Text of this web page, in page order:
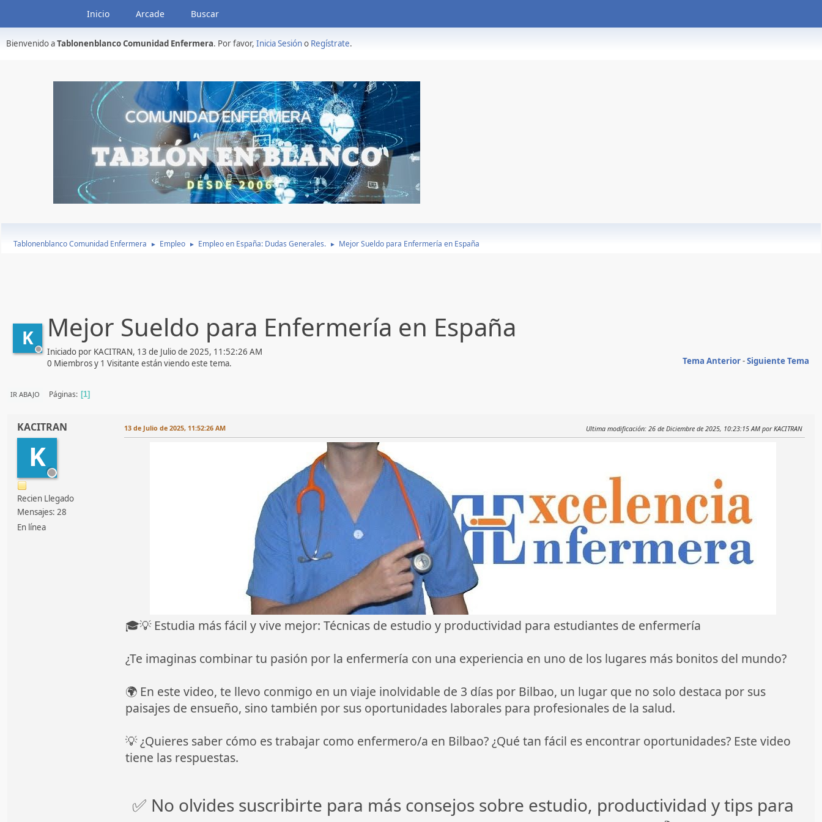
Inicio Arcade Buscar
Bienvenido aTablonenblanco Comunidad Enfermera. Por favor, Inicia Sesióno Regístrate.
Tablonenblanco Comunidad Enfermera ► Empleo ► Empleo en España: Dudas Generales. ► Mejor Sueldo para Enfermería en España
K Mejor Sueldo para Enfermería en España
Iniciado por KACITRAN, 13 de Julio de 2025, 11:52:26 AM
Tema Anterior-Siguiente Tema
0 Miembros y 1 Visitante están viendo este tema.
IR ABAJO Páginas 1
KACITRAN
K
Recien Llegado
Mensajes: 28
En línea
13 de Julio de 2025, 11:52:26 AM Ultima modificación: 26 de Diciembre de 2025, 10:23:15 AM por KACITRAN
🎓💡 Estudia más fácil y vive mejor: Técnicas de estudio y productividad para estudiantes de enfermería
¿Te imaginas combinar tu pasión por la enfermería con una experiencia en uno de los lugares más bonitos del mundo?
🌍 En este video, te llevo conmigo en un viaje inolvidable de 3 días por Bilbao, un lugar que no solo destaca por sus
paisajes de ensueño, sino también por sus oportunidades laborales para profesionales de la salud.
💡 ¿Quieres saber cómo es trabajar como enfermero/a en Bilbao? ¿Qué tan fácil es encontrar oportunidades? Este video
tiene las respuestas.
✅ No olvides suscribirte para más consejos sobre estudio, productividad y tips para